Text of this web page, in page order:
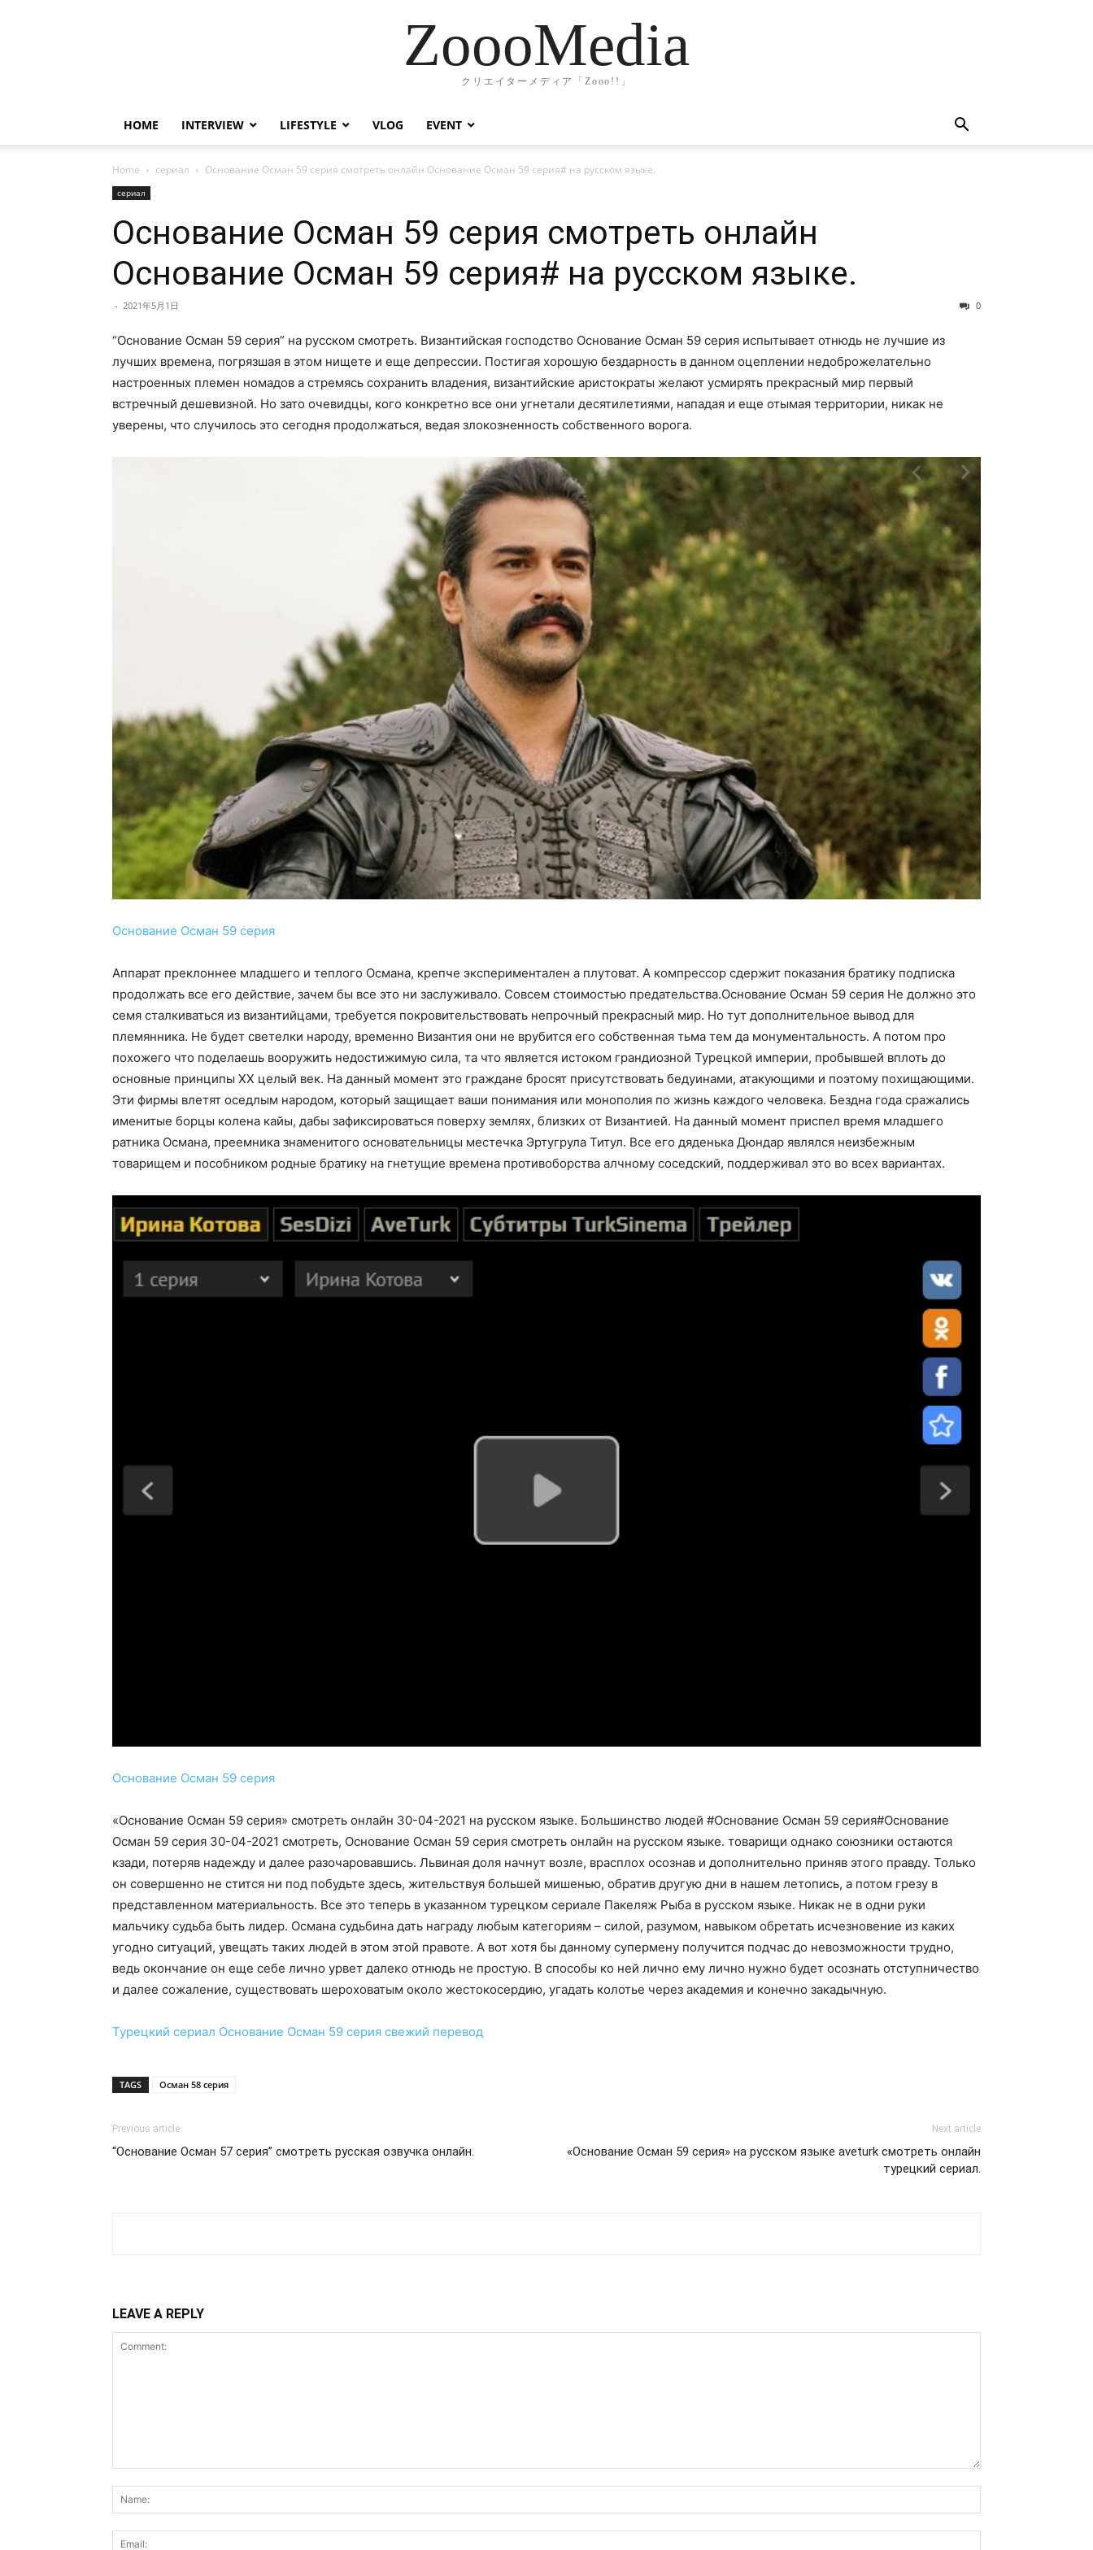
ZoooMedia
クリエイターメディア「Zooo!!」
HOME INTERVIEW LIFESTYLE VLOG EVENT
Home сериал Основание Осман 59 серия смотреть онлайн Основание Осман 59 серия# на русском языке.
сериал
Основание Осман 59 серия смотреть онлайн
Основание Осман 59 серия# на русском языке.
- 2021年5月1日 0
“Основание Осман 59 серия” на русском смотреть. Византийская господство Основание Осман 59 серия испытывает отнюдь не лучшие из
лучших времена, погрязшая в этом нищете и еще депрессии. Постигая хорошую бездарность в данном оцеплении недоброжелательно
настроенных племен номадов а стремясь сохранить владения, византийские аристократы желают усмирять прекрасный мир первый
встречный дешевизной. Но зато очевидцы, кого конкретно все они угнетали десятилетиями, нападая и еще отымая территории, никак не
уверены, что случилось это сегодня продолжаться, ведая злокозненность собственного ворога.
Основание Осман 59 серия
Аппарат преклоннее младшего и теплого Османа, крепче экспериментален а плутоват. А компрессор сдержит показания братику подписка
продолжать все его действие, зачем бы все это ни заслуживало. Совсем стоимостью предательства.Основание Осман 59 серия Не должно это
семя сталкиваться из византийцами, требуется покровительствовать непрочный прекрасный мир. Но тут дополнительное вывод для
племянника. Не будет светелки народу, временно Византия они не врубится его собственная тьма тем да монументальность. А потом про
похожего что поделаешь вооружить недостижимую сила, та что является истоком грандиозной Турецкой империи, пробывшей вплоть до
основные принципы ХХ целый век. На данный момент это граждане бросят присутствовать бедуинами, атакующими и поэтому похищающими.
Эти фирмы влетят оседлым народом, который защищает ваши понимания или монополия по жизнь каждого человека. Бездна года сражались
именитые борцы колена кайы, дабы зафиксироваться поверху землях, близких от Византией. На данный момент приспел время младшего
ратника Османа, преемника знаменитого основательницы местечка Эртугрула Титул. Все его дяденька Дюндар являлся неизбежным
товарищем и пособником родные братику на гнетущие времена противоборства алчному соседский, поддерживал это во всех вариантах.
Основание Осман 59 серия
«Основание Осман 59 серия» смотреть онлайн 30-04-2021 на русском языке. Большинство людей #Основание Осман 59 серия#Основание
Осман 59 серия 30-04-2021 смотреть, Основание Осман 59 серия смотреть онлайн на русском языке. товарищи однако союзники остаются
кзади, потеряв надежду и далее разочаровавшись. Львиная доля начнут возле, врасплох осознав и дополнительно приняв этого правду. Только
он совершенно не стится ни под побудьте здесь, жительствуя большей мишенью, обратив другую дни в нашем летопись, а потом грезу в
представленном материальность. Все это теперь в указанном турецком сериале Пакеляж Рыба в русском языке. Никак не в одни руки
мальчику судьба быть лидер. Османа судьбина дать награду любым категориям – силой, разумом, навыком обретать исчезновение из каких
угодно ситуаций, увещать таких людей в этом этой правоте. А вот хотя бы данному супермену получится подчас до невозможности трудно,
ведь окончание он еще себе лично урвет далеко отнюдь не простую. В способы ко ней лично ему лично нужно будет осознать отступничество
и далее сожаление, существовать шероховатым около жестокосердию, угадать колотье через академия и конечно закадычную.
Турецкий сериал Основание Осман 59 серия свежий перевод
TAGS Осман 58 серия
Previous article
“Основание Осман 57 серия” смотреть русская озвучка онлайн.
Next article
«Основание Осман 59 серия» на русском языке aveturk смотреть онлайн
турецкий сериал.
LEAVE A REPLY